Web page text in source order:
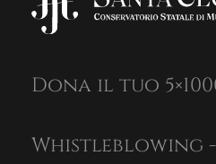
Dona il tuo
Whistleblowing